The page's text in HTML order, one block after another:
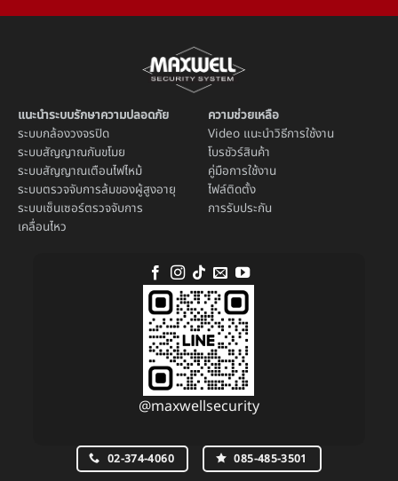
แนะนำระบบรักษาความปลอดภัย
ระบบกล้องวงจรปิด
ระบบสัญญาณกันขโมย
ระบบสัญญาณเตือนไฟไหม้
ระบบตรวจจับการล้มของผู้สูงอายุ
ระบบเซ็นเซอร์ตรวจจับการ
เคลื่อนไหว
ความช่วยเหลือ
Video แนะนำวิธีการใช้งาน
โบรชัวร์สินค้า
คู่มือการใช้งาน
ไฟล์ติดตั้ง
การรับประกัน
@maxwellsecurity
02-374-4060 085-485-3501